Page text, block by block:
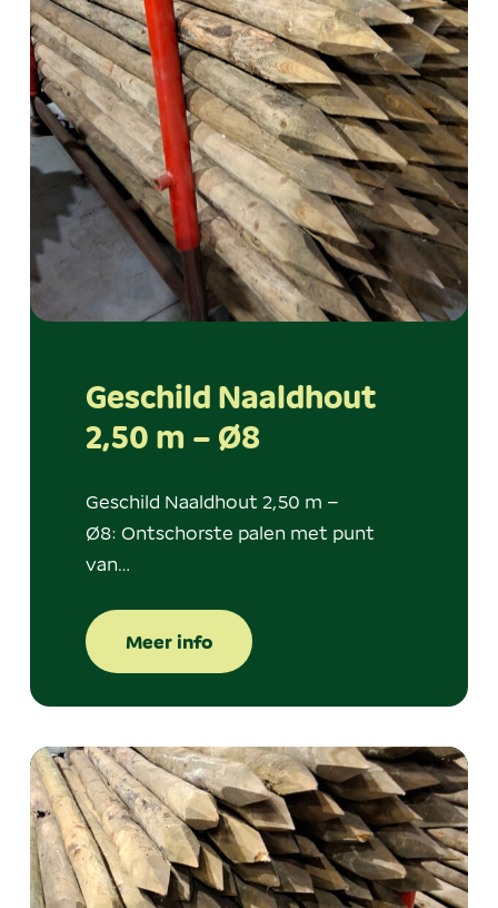
Geschild Naaldhout
2,50 m – Ø8
Geschild Naaldhout 2,50 m –
Ø8: Ontschorste palen met punt
van…
Meer info